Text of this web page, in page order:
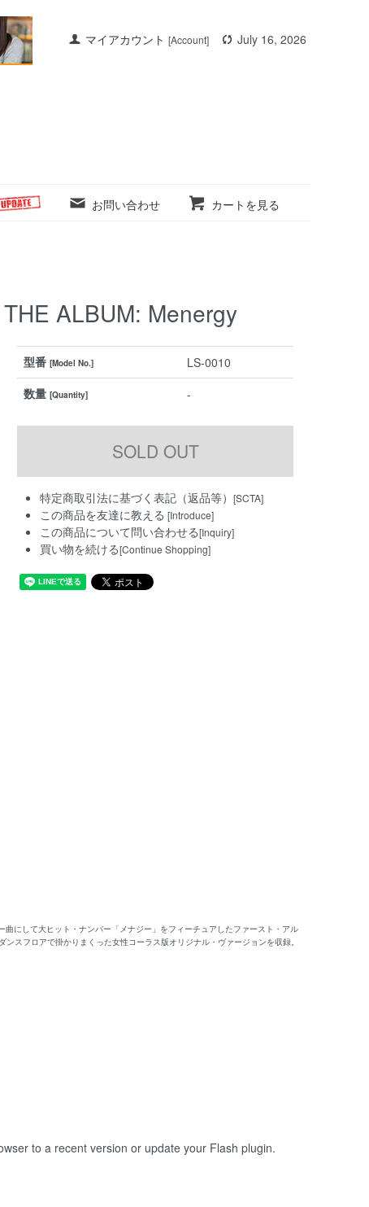
マイアカウント [Account] July 16, 2026
お問い合わせ カートを見る
ALBUM: Menergy
型番[Model No.]
LS-0010
数量[Quantity] -
特定商取引法に基づく表記（返品等）[SCTA]
この商品を友達に教える [Introduce]
この商品について問い合わせる[Inquiry]
買い物を続ける[Continue Shopping]
にして大ヒット・ナンバー「メナジー」をフィーチュアしたファースト・アル
スフロアで掛かりまくった女性コーラス版オリジナル・ヴァージョンを収録。
to a recent version or update your Flash plugin.